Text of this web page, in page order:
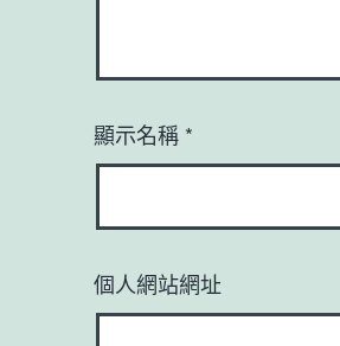
顯示名稱 *
個人網站網址